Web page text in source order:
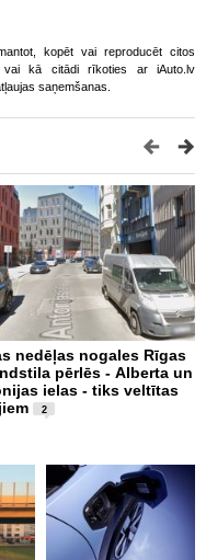
kopēt vai reproducēt citos
vai kā citādi rīkoties ar iAuto.lv
saņemšanas.
nedēļas nogales Rīgas
pērlēs - Alberta un
ielas - tiks veltītas
2